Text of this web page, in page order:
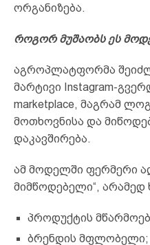
ორგანიზება.
როგორ მუშაობს ეს
აგროპლატფორმა
მარტივი Instagram-
marketplace, მაგრამ
მოთხოვნისა და
დაკავშირება.
ამ მოდელში ფერმერი
მიმწოდებელი“, არამედ
პროდუქტის
ბრენდის მფლობელი;